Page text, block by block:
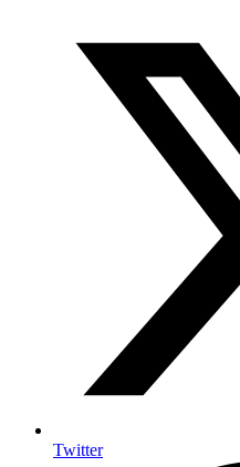
Twitter